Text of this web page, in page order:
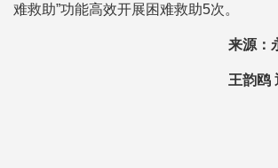
难救助”功能高效开展困难救助5次。
来源：
王韵鸥